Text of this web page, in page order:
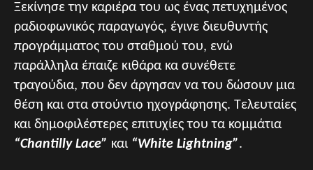
Ξεκίνησε την καριέρα του ως ένας πετυχημένος
ραδιοφωνικός παραγωγός, έγινε διευθυντής
προγράμματος του σταθμού του, ενώ
παράλληλα έπαιζε κιθάρα κα συνέθετε
τραγούδια, που δεν άργησαν να του δώσουν μια
θέση και στα στούντιο ηχογράφησης. Τελευταίες
και δημοφιλέστερες επιτυχίες του τα κομμάτια
“Chantilly Lace” και “White Lightning”.